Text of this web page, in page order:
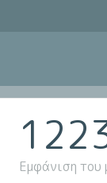
Εμφάνιση του